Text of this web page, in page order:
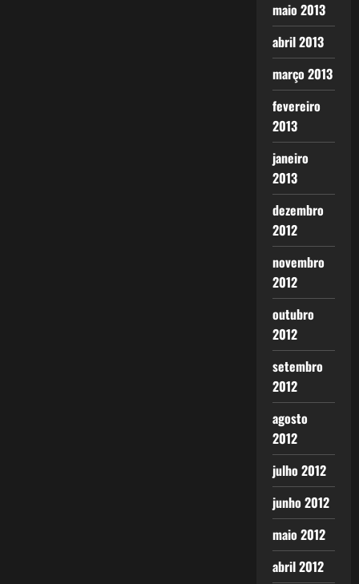
maio 2013
abril 2013
março 2013
fevereiro
2013
janeiro
2013
dezembro
2012
novembro
2012
outubro
2012
setembro
2012
agosto
2012
julho 2012
junho 2012
maio 2012
abril 2012